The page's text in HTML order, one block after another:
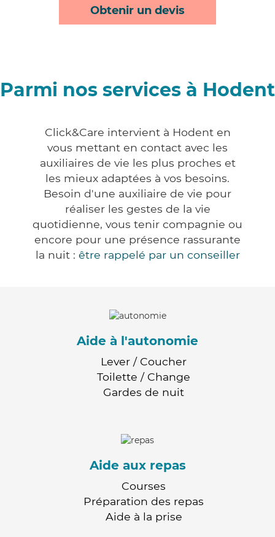
Obtenir un devis
Parmi nos services à Hodent
Click&Care intervient à Hodent en
vous mettant en contact avec les
auxiliaires de vie les plus proches et
les mieux adaptées à vos besoins.
Besoin d'une auxiliaire de vie pour
réaliser les gestes de la vie
quotidienne, vous tenir compagnie ou
encore pour une présence rassurante
la nuit : être rappelé par un conseiller
Aide à l'autonomie
Lever / Coucher
Toilette / Change
Gardes de nuit
Aide aux repas
Courses
Préparation des repas
Aide à la prise